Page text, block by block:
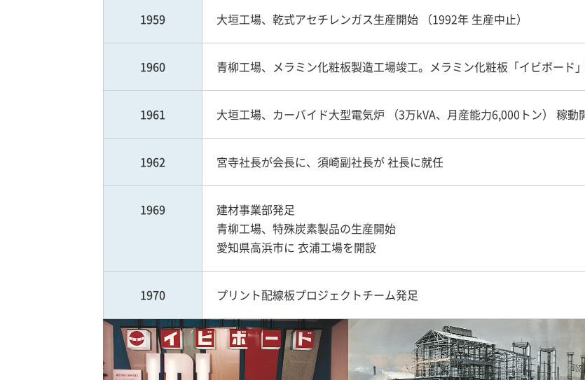
1959 大垣工場、乾式アセチレンガス生産開始 （1992年 生産中止）
1960 青柳工場、メラミン化粧板製造工場竣工。メラミン化粧板「イビボード
1961 大垣工場、カーバイド大型電気炉 （3万kVA、月産能力6,000トン） 稼動
1962 宮寺社長が会長に、須崎副社長が 社長に就任
1969
建材事業部発足
青柳工場、特殊炭素製品の生産開始
愛知県高浜市に 衣浦工場を開設
1970 プリント配線板プロジェクトチーム発足